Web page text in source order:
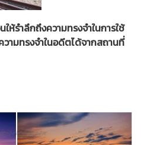
ห้รำลึกถึงความทรงจำในการใช้
ามทรงจำในอดีตได้จากสถานที่